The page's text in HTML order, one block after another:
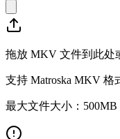
拖放 MKV 文件到此处
支持 Matroska MKV 格
最大文件大小：500MB